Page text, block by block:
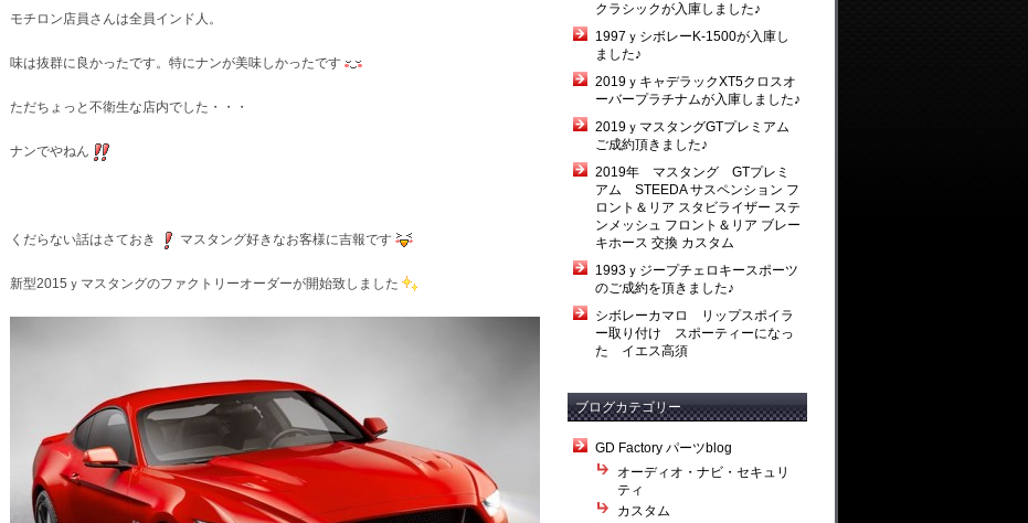
モチロン店員さんは全員インド人。
味は抜群に良かったです。特にナンが美味しかったです
ただちょっと不衛生な店内でした・・・
ナンでやねん
くだらない話はさておき マスタング好きなお客様に吉報です
新型2015ｙマスタングのファクトリーオーダーが開始致しました
クラシックが入庫しました♪
1997ｙシボレーK-1500が入庫し
ました♪
2019ｙキャデラックXT5クロスオ
ーバープラチナムが入庫しました♪
2019ｙマスタングGTプレミアム
ご成約頂きました♪
2019年 マスタング GTプレミ
アム STEEDA サスペンション フ
ロント＆リア スタビライザー ステ
ンメッシュ フロント＆リア ブレー
キホース 交換 カスタム
1993ｙジープチェロキースポーツ
のご成約を頂きました♪
シボレーカマロ リップスポイラ
ー取り付け スポーティーになっ
た イエス高須
ブログカテゴリー
GD Factory パーツblog
オーディオ・ナビ・セキュリ
ティ
カスタム